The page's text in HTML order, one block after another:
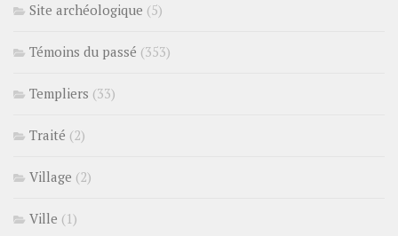
Site archéologique (5)
Témoins du passé (353)
Templiers (33)
Traité (2)
Village (2)
Ville (1)